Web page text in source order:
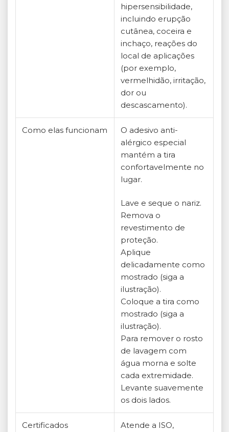
hipersensibilidade,
incluindo erupção
cutânea, coceira e
inchaço, reações do
local de aplicações
(por exemplo,
vermelhidão, irritação,
dor ou
descascamento).
Como elas funcionam
O adesivo anti-
alérgico especial
mantém a tira
confortavelmente no
lugar.
Lave e seque o nariz.
Remova o
revestimento de
proteção.
Aplique
delicadamente como
mostrado (siga a
ilustração).
Coloque a tira como
mostrado (siga a
ilustração).
Para remover o rosto
de lavagem com
água morna e solte
cada extremidade.
Levante suavemente
os dois lados.
Certificados
Atende a ISO,